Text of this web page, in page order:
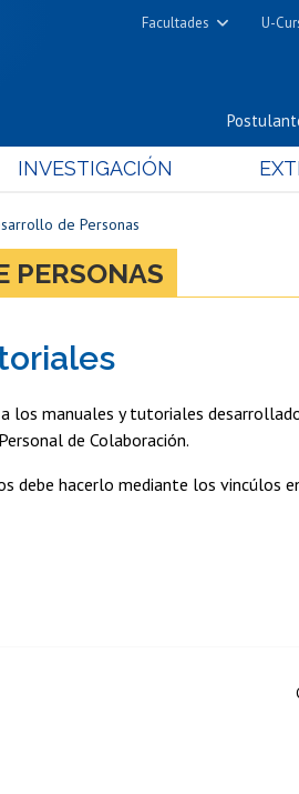
Facultades
Cs. Físicas y
Cs. Químicas y
Alimentos
U-
INVESTIGACIÓN
de Personas
PERSONAS
a los manuales y tutoriales
de Colaboración.
debe hacerlo mediante los vincúlos